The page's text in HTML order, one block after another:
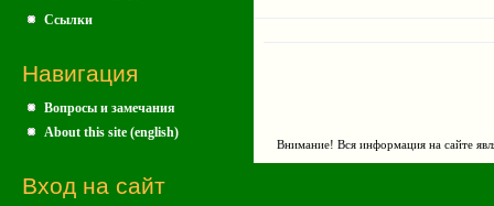
Ссылки
Навигация
Вопросы и замечания
About this site (english)
Вход на сайт
Внимание! Вся информация на сайте